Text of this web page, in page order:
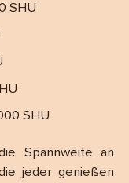
SHU
SHU
Spannweite an
jeder genießen